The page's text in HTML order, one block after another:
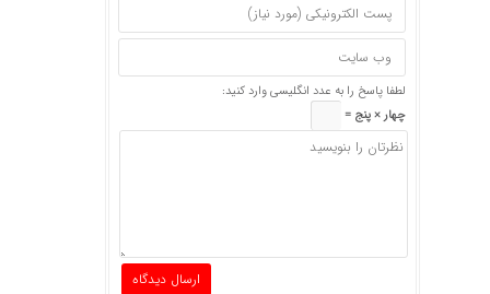
لطفا پاسخ را به عدد انگلیسی وارد کنید:
چهار × پنج =